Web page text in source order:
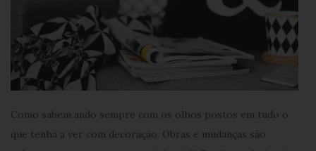
Como sabem ando sempre com os olhos postos em tudo o
que tenha a ver com decoração. Obras e mudanças são